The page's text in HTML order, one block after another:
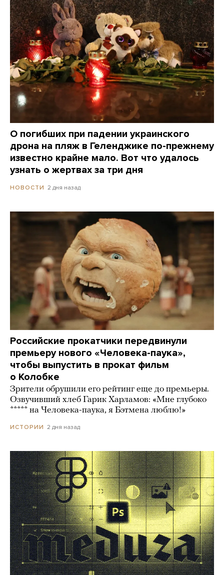
О погибших при падении украинского
дрона на пляж в Геленджике по-прежнему
известно крайне мало. Вот что удалось
узнать о жертвах за три дня
НОВОСТИ 2 дня назад
Российские прокатчики передвинули
премьеру нового «Человека-паука»,
чтобы выпустить в прокат фильм
о Колобке
Зрители обрушили его рейтинг еще до премьеры.
Озвучивший хлеб Гарик Харламов: «Мне глубоко
***** на Человека-паука, я Бэтмена люблю!»
ИСТОРИИ 2 дня назад